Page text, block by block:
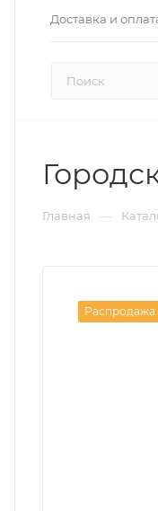
Доставка и
Главная —
Распродажа